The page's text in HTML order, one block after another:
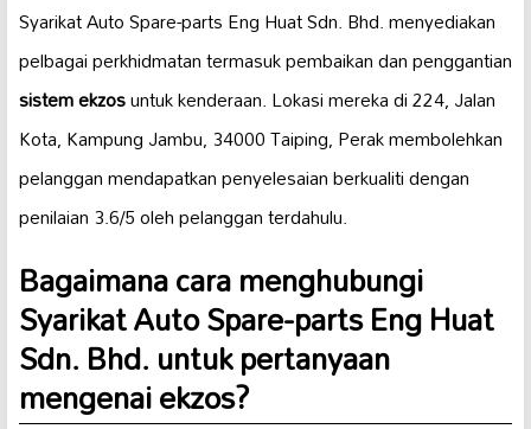
Syarikat Auto Spare-parts Eng Huat Sdn. Bhd. menyediakan
pelbagai perkhidmatan termasuk pembaikan dan penggantian
sistem ekzosuntuk kenderaan. Lokasi mereka di 224, Jalan
Kota, Kampung Jambu, 34000 Taiping, Perak membolehkan
pelanggan mendapatkan penyelesaian berkualiti dengan
penilaian 3.6/5 oleh pelanggan terdahulu.
Bagaimana cara menghubungi
Syarikat Auto Spare-parts Eng Huat
Sdn. Bhd. untuk pertanyaan
mengenaiekzos?